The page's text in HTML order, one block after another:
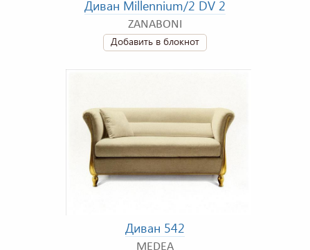
Диван Millennium/2 DV 2
ZANABONI
Добавить в блокнот
Диван 542
MEDEA